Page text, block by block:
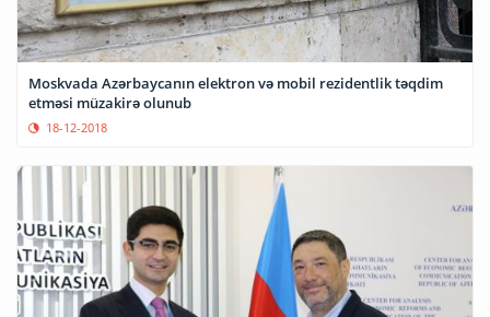
Moskvada Azərbaycanın elektron və mobil rezidentlik təqdim
etməsi müzakirə olunub
18-12-2018